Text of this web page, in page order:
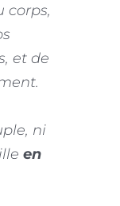
corps,
et de
ni
en